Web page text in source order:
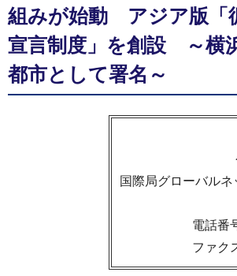
組みが始動 アジア版「
宣言制度」を創設 ～横
都市として署名～
国際局グローバル
電話番
ファク